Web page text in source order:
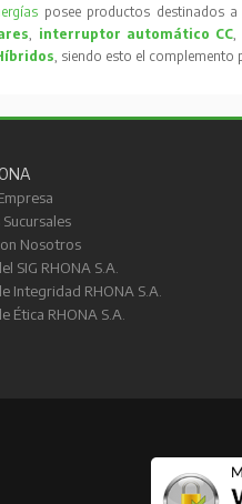
posee productos destinados a
, interruptor automático CC,
, siendo esto el complemento
Nosotros
SIG RHONA S.A.
Integridad RHONA S.A.
Ética RHONA S.A.